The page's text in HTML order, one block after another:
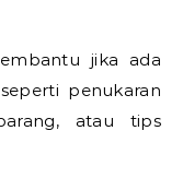
jika ada
penukaran
atau tips